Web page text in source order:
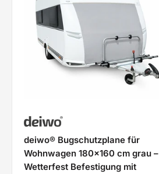
deiwo® Bugschutzplane für
Wohnwagen 180x160 cm grau –
Wetterfest Befestigung mit